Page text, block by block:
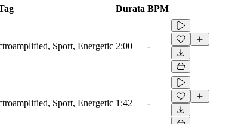
Durata BPM
Sport, Energetic 2:00 -
Sport, Energetic 1:42 -